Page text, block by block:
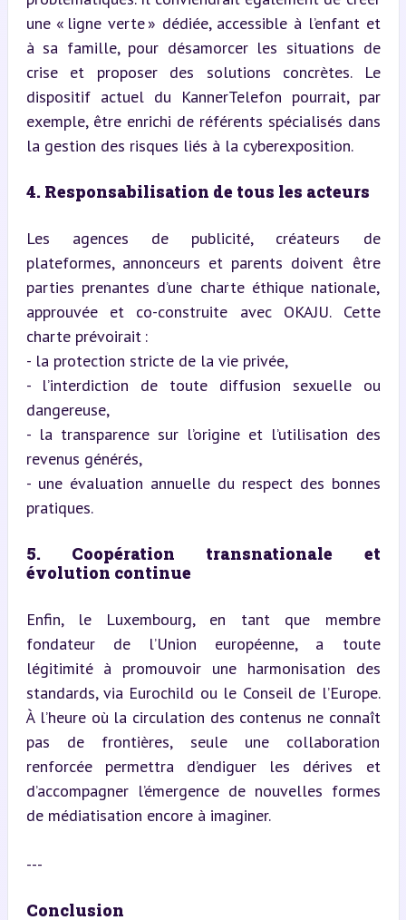
une « ligne verte » dédiée, accessible à l’enfant et
à sa famille, pour désamorcer les situations de
crise et proposer des solutions concrètes. Le
dispositif actuel du KannerTelefon pourrait, par
exemple, être enrichi de référents spécialisés dans
la gestion des risques liés à la cyberexposition.
4. Responsabilisation de tous les acteurs
Les agences de publicité, créateurs de
plateformes, annonceurs et parents doivent être
parties prenantes d’une charte éthique nationale,
approuvée et co-construite avec OKAJU. Cette
charte prévoirait :
- la protection stricte de la vie privée,
- l’interdiction de toute diffusion sexuelle ou
dangereuse,
- la transparence sur l’origine et l’utilisation des
revenus générés,
- une évaluation annuelle du respect des bonnes
pratiques.
5. Coopération transnationale et
évolution continue
Enfin, le Luxembourg, en tant que membre
fondateur de l’Union européenne, a toute
légitimité à promouvoir une harmonisation des
standards, via Eurochild ou le Conseil de l’Europe.
À l’heure où la circulation des contenus ne connaît
pas de frontières, seule une collaboration
renforcée permettra d’endiguer les dérives et
d’accompagner l’émergence de nouvelles formes
de médiatisation encore à imaginer.
---
Conclusion